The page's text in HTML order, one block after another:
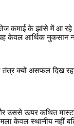
तेज कमाई के झांसे में
केवल आर्थिक नुकसान
क्यों असफल दिख
ऊपर कथित
केवल स्थानीय नहीं